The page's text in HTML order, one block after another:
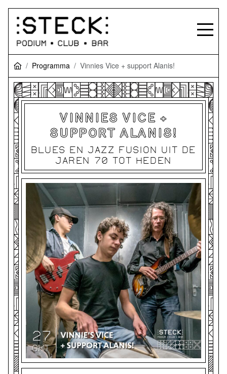
Programma Vinnies Vice + support Alanis!
VINNIES VICE +
SUPPORT ALANIS!
BLUES EN JAZZ FUSION UIT DE
JAREN 70 TOT HEDEN